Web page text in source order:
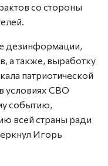
со стороны
дезинформации,
а также, выработку
патриотической
условиях СВО
событию,
всей страны ради
Игорь